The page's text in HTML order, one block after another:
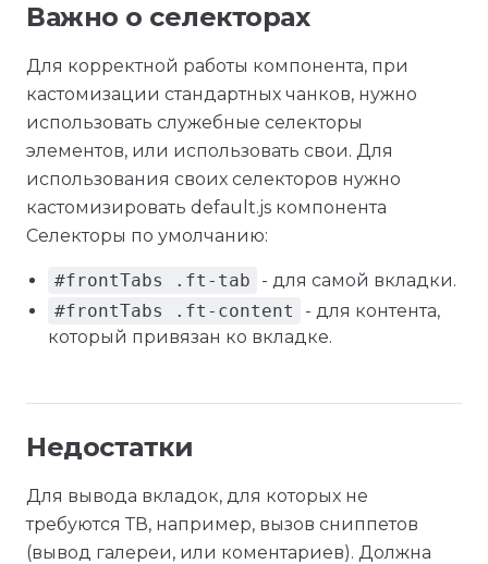
Важно о селекторах
Для корректной работы компонента, при
кастомизации стандартных чанков, нужно
использовать служебные селекторы
элементов, или использовать свои. Для
использования своих селекторов нужно
кастомизировать default.js компонента
Селекторы по умолчанию:
#frontTabs .ft-tab
- для самой вкладки.
#frontTabs .ft-content
- для контента,
который привязан ко вкладке.
Недостатки
Для вывода вкладок, для которых не
требуются ТВ, например, вызов сниппетов
(вывод галереи, или коментариев). Должна